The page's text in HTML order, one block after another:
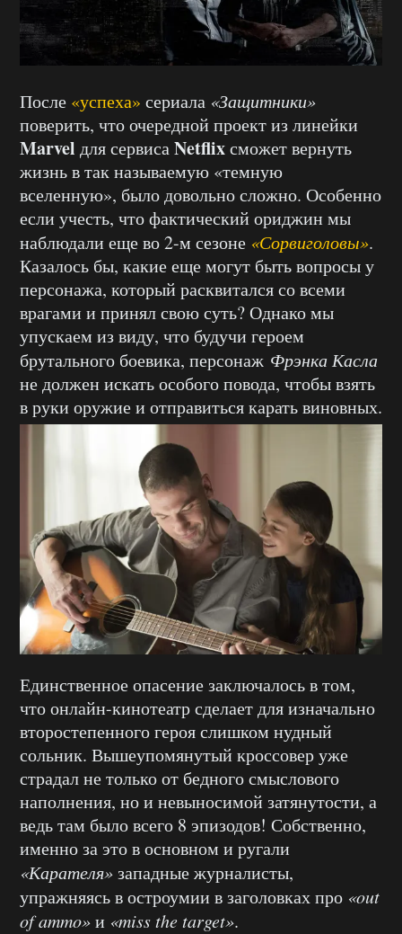
После «успеха» сериала «Защитники»
поверить, что очередной проект из линейки
Marvel для сервисаNetflixсможет вернуть
жизнь в так называемую «темную
вселенную», было довольно сложно. Особенно
если учесть, что фактический ориджин мы
наблюдали еще во 2-м сезоне «Сорвиголовы».
Казалось бы, какие еще могут быть вопросы у
персонажа, который расквитался со всеми
врагами и принял свою суть? Однако мы
упускаем из виду, что будучи героем
брутального боевика, персонаж Фрэнка Касла
не должен искать особого повода, чтобы взять
в руки оружие и отправиться карать виновных.
Единственное опасение заключалось в том,
что онлайн-кинотеатр сделает для изначально
второстепенного героя слишком нудный
сольник. Вышеупомянутый кроссовер уже
страдал не только от бедного смыслового
наполнения, но и невыносимой затянутости, а
ведь там было всего 8 эпизодов! Собственно,
именно за это в основном и ругали
«Карателя»западные журналисты,
упражняясь в остроумии в заголовках про «out
of ammo»и «miss the target».